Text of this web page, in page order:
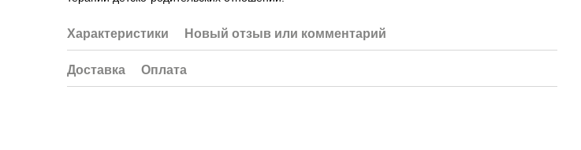
Характеристики Новый отзыв или комментарий
Доставка Оплата